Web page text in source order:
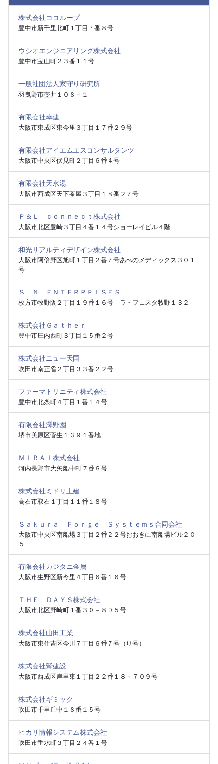
株式会社ココループ
豊中市新千里北町１丁目７番８号
ウシオエンジニアリング株式会社
豊中市宝山町２３番１１号
一般社団法人家守り研究所
羽曳野市壺井１０８－１
有限会社幸建
大阪市東成区東今里３丁目１７番２９号
有限会社アイエムエスコンサルタンツ
大阪市中央区伏見町２丁目６番４号
有限会社天水湯
大阪市西成区天下茶屋３丁目１８番２７号
Ｐ＆Ｌ ｃｏｎｎｅｃｔ株式会社
大阪市北区豊崎３丁目４番１４号ショーレイビル４階
和光リアルティデザイン株式会社
大阪市阿倍野区旭町１丁目２番７号あべのメディックス３０１
号
Ｓ．Ｎ．ＥＮＴＥＲＰＲＩＳＥＳ
枚方市牧野阪２丁目１９番１６号 ラ・フェスタ牧野１３２
株式会社Ｇａｔｈｅｒ
豊中市庄内西町３丁目１５番２号
株式会社ニュー天国
吹田市南正雀２丁目３３番２２号
ファーマトリニティ株式会社
豊中市北条町４丁目１番１４号
有限会社澤野園
堺市美原区菅生１３９１番地
ＭＩＲＡＩ株式会社
河内長野市大矢船中町７番６号
株式会社ミドリ土建
高石市取石１丁目１１番１８号
Ｓａｋｕｒａ Ｆｏｒｇｅ Ｓｙｓｔｅｍｓ合同会社
大阪市中央区南船場３丁目２番２２号おおきに南船場ビル２０
５
有限会社カジタニ金属
大阪市生野区新今里４丁目６番１６号
ＴＨＥ ＤＡＹＳ株式会社
大阪市北区野崎町１番３０－８０５号
株式会社山田工業
大阪市東住吉区今川７丁目６番７号（り号）
株式会社鷲建設
大阪市西成区岸里東１丁目２２番１８－７０９号
株式会社ギミック
吹田市千里丘中１８番１５号
ヒカリ情報システム株式会社
吹田市垂水町３丁目２４番１号